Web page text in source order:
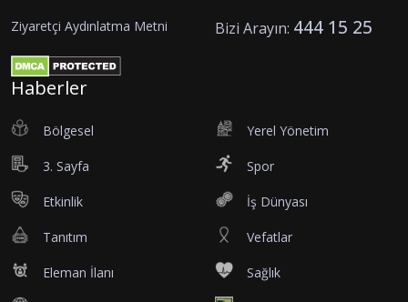
Ziyaretçi Aydınlatma Metni Bizi Arayın: 444 15 25
Haberler
Bölgesel Yerel Yönetim
3. Sayfa Spor
Etkinlik İş Dünyası
Tanıtım Vefatlar
Eleman İlanı Sağlık